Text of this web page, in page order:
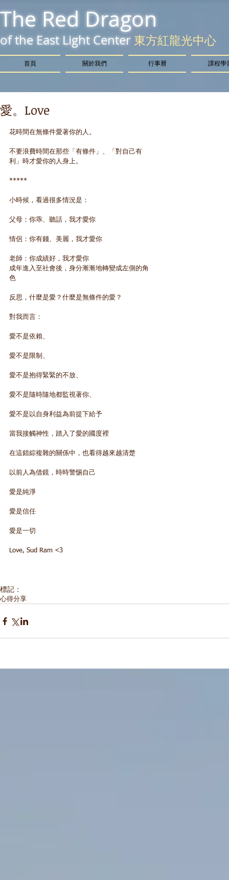
The Red Dragon
of the East Light Center 東方紅龍光中心
首頁 關於我們 行事曆 課程學
愛。Love
​​花時間在無條件愛著你的人。
不要浪費時間在那些「有條件」、「對自己有
利」時才愛你的人身上。
*****
小時候，看過很多情況是：
父母：你乖、聽話，我才愛你
情侶：你有錢、美麗，我才愛你
老師：你成績好，我才愛你
成年進入至社會後，身分漸漸地轉變成左側的角
色
反思，什麼是愛？什麼是無條件的愛？
對我而言：
愛不是依賴、
愛不是限制、
愛不是抱得緊緊的不放、
愛不是隨時隨地都監視著你、
愛不是以自身利益為前提下給予
當我接觸神性，踏入了愛的國度裡
在這錯綜複雜的關係中，也看得越來越清楚
以前人為借鏡，時時警惕自己
愛是純淨
愛是信任
愛是一切
Love, Sud Ram <3
標記：
心得分享